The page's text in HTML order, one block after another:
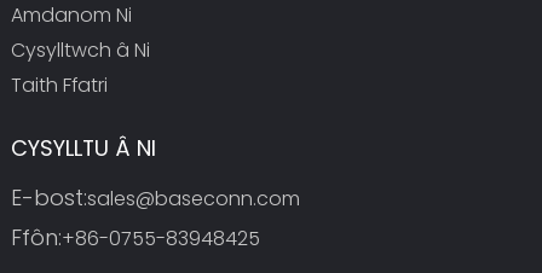
Amdanom Ni
Cysylltwch â Ni
Taith Ffatri
CYSYLLTU Â NI
E-bost:sales@baseconn.com
Ffôn:+86-0755-83948425